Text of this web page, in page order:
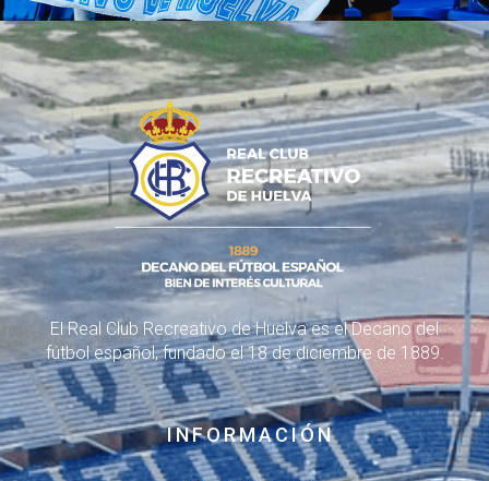
El Real Club Recreativo de Huelva es el Decano del
fútbol español, fundado el 18 de diciembre de 1889.
INFORMACIÓN